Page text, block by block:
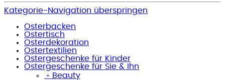
Kategorie-Navigation überspringen
Osterbacken
Ostertisch
Osterdekoration
Ostertextilien
Ostergeschenke für Kinder
Ostergeschenke für Sie & Ihn
﹢ Beauty